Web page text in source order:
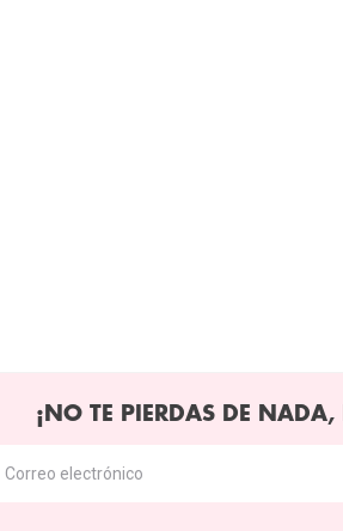
¡NO TE PIERDAS DE NADA,